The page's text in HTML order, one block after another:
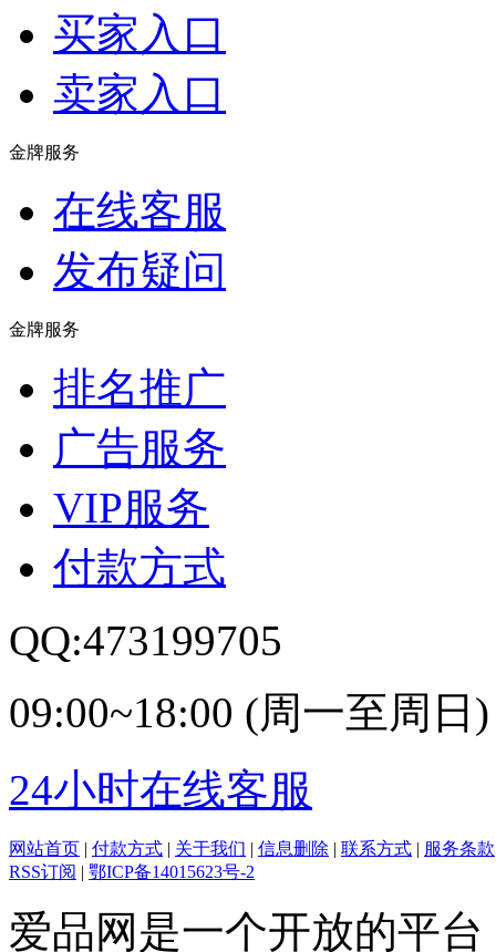
买家入口
卖家入口
金牌服务
在线客服
发布疑问
金牌服务
排名推广
广告服务
VIP服务
付款方式
QQ:473199705
09:00~18:00 (周一至周日)
24小时在线客服
网站首页 | 付款方式 | 关于我们 | 信息删除 | 联系方式 | 服务条款
RSS订阅 | 鄂ICP备14015623号-2
爱品网是一个开放的平